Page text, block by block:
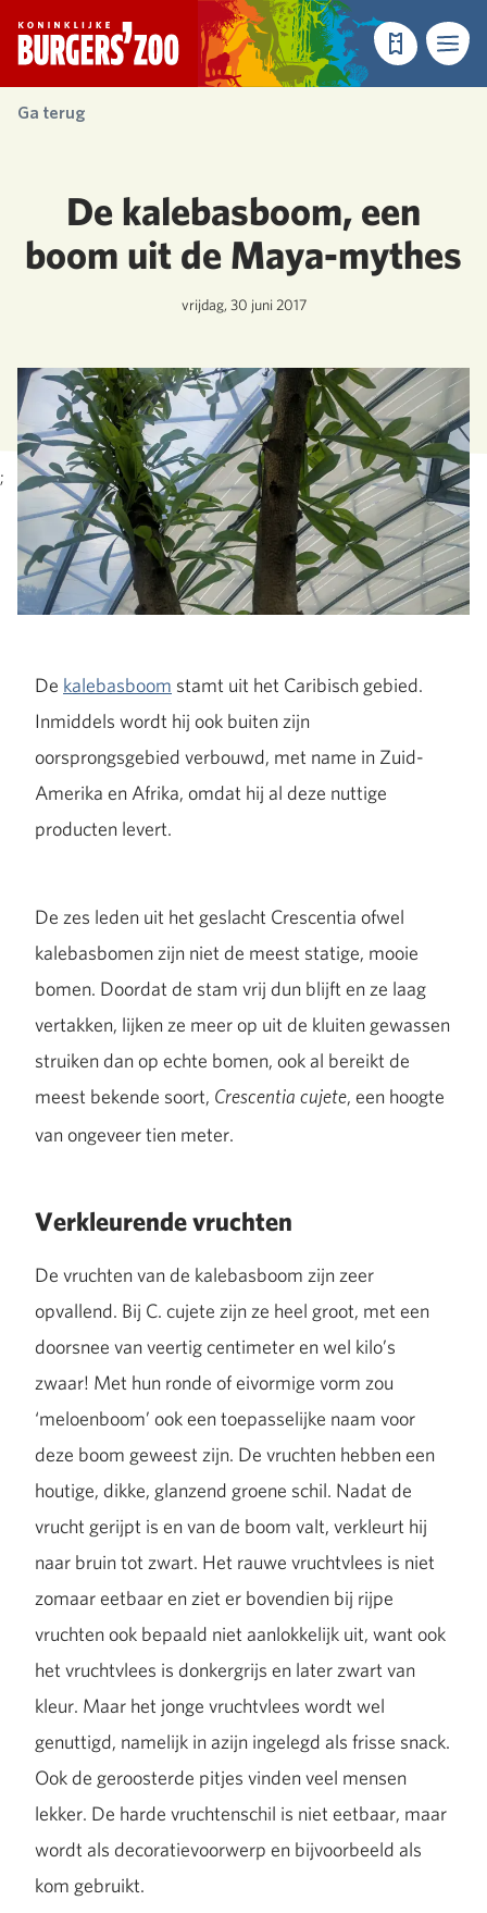
- Homepagina
TicketsMenu
Ga terug
;
De kalebasboom, een
boom uit de Maya-mythes
vrijdag, 30 juni 2017
De kalebasboom stamt uit het Caribisch gebied.
Inmiddels wordt hij ook buiten zijn
oorsprongsgebied verbouwd, met name in Zuid-
Amerika en Afrika, omdat hij al deze nuttige
producten levert.
De zes leden uit het geslacht Crescentia ofwel
kalebasbomen zijn niet de meest statige, mooie
bomen. Doordat de stam vrij dun blijft en ze laag
vertakken, lijken ze meer op uit de kluiten gewassen
struiken dan op echte bomen, ook al bereikt de
meest bekende soort, Crescentia cujete, een hoogte
van ongeveer tien meter.
Verkleurende vruchten
De vruchten van de kalebasboom zijn zeer
opvallend. Bij C. cujete zijn ze heel groot, met een
doorsnee van veertig centimeter en wel kilo’s
zwaar! Met hun ronde of eivormige vorm zou
‘meloenboom’ ook een toepasselijke naam voor
deze boom geweest zijn. De vruchten hebben een
houtige, dikke, glanzend groene schil. Nadat de
vrucht gerijpt is en van de boom valt, verkleurt hij
naar bruin tot zwart. Het rauwe vruchtvlees is niet
zomaar eetbaar en ziet er bovendien bij rijpe
vruchten ook bepaald niet aanlokkelijk uit, want ook
het vruchtvlees is donkergrijs en later zwart van
kleur. Maar het jonge vruchtvlees wordt wel
genuttigd, namelijk in azijn ingelegd als frisse snack.
Ook de geroosterde pitjes vinden veel mensen
lekker. De harde vruchtenschil is niet eetbaar, maar
wordt als decoratievoorwerp en bijvoorbeeld als
kom gebruikt.